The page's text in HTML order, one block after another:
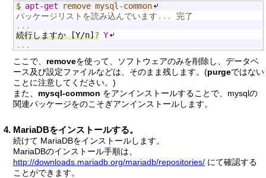
$ apt-get remove mysql -common
パッケージリストを読み込んでいます ...
完了
...
続行しますか [Y/n]? Y
...
ここで、 removeを使って、ソフトウェアのみを削除し、データベ
ース及び設定ファイルなどは、そのまま残します。(purgeではない
ことに注意してください。)
また、 mysql-common をアンインストールすることで、mysqlの
関連パッケージをのこそぎアンインストールします。
MariaDBをインストールする。
続けて MariaDBをインストールします。
MariaDBのインストール手順は、
http://downloads.mariadb.org/mariadb/repositories/ にて確認する
ことができます。